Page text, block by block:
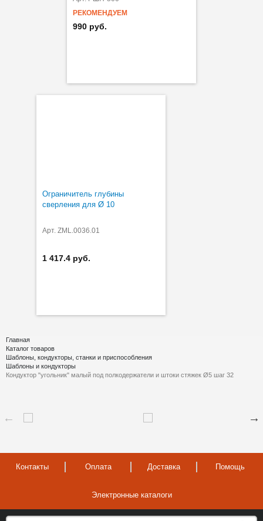
РЕКОМЕНДУЕМ
990 руб.
Ограничитель глубины
сверления для Ø 10
Арт. ZML.0036.01
1 417.4 руб.
Главная
Каталог товаров
Шаблоны, кондукторы, станки и приспособления
Шаблоны и кондукторы
Кондуктор "угольник" малый под полкодержатели и штоки стяжек Ø5 шаг 32
Контакты Оплата Доставка Помощь
Электронные каталоги